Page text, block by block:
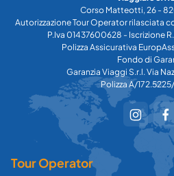
Corso Matteotti, 26 -
Autorizzazione Tour Operator rilasciata
P.Iva 01437600628 - Iscrizione
Polizza Assicurativa
Fondo di
Garanzia Viaggi S.r.l. Via
Polizza A/
Tour Operator